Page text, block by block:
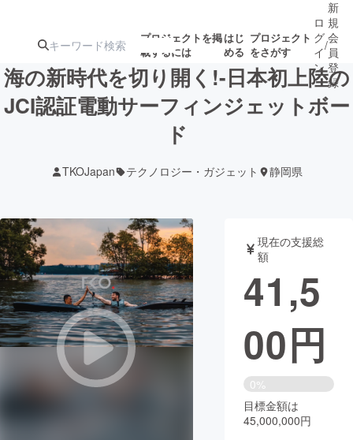
プロジェクトを掲
載するには
はじ
める
プロジェクト
をさがす
注目の新着プロ
テクノロジー・ガジェット
映像・映画 書籍・雑誌
ビジネス・起業 チャレンジ
まちづくり・地域活性化
CAMPFIRE Creation
ロ
グ
イ
ン
/
新
規
会
員
登
録
海の新時代を切り開く!-日本初上陸の
JCI認証電動サーフィンジェットボー
ド
TKOJapan テクノロジー・ガジェット 静岡県
現在の支援総
額
41,5
00円
0%
目標金額は
45,000,000円